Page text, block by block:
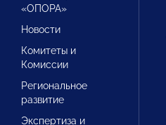
«ОПОРА»
Новости
Комитеты и
Комиссии
Региональное
развитие
Экспертиза и